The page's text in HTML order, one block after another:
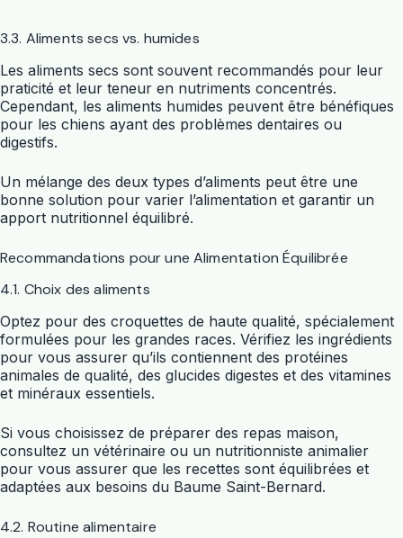
3.3. Aliments secs vs. humides
Les aliments secs sont souvent recommandés pour leur
praticité et leur teneur en nutriments concentrés.
Cependant, les aliments humides peuvent être bénéfiques
pour les chiens ayant des problèmes dentaires ou
digestifs.
Un mélange des deux types d’aliments peut être une
bonne solution pour varier l’alimentation et garantir un
apport nutritionnel équilibré.
Recommandations pour une Alimentation Équilibrée
4.1. Choix des aliments
Optez pour des croquettes de haute qualité, spécialement
formulées pour les grandes races. Vérifiez les ingrédients
pour vous assurer qu’ils contiennent des protéines
animales de qualité, des glucides digestes et des vitamines
et minéraux essentiels.
Si vous choisissez de préparer des repas maison,
consultez un vétérinaire ou un nutritionniste animalier
pour vous assurer que les recettes sont équilibrées et
adaptées aux besoins du Baume Saint-Bernard.
4.2. Routine alimentaire